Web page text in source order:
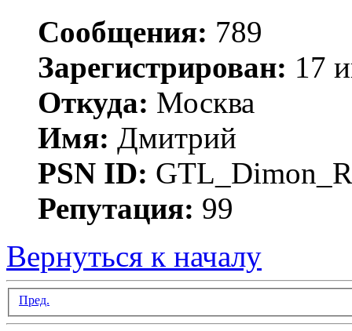
Сообщения: 789
Зарегистрирован: 17
Откуда: Москва
Имя: Дмитрий
PSN ID:
Репутация: 99
Вернуться к началу
Пред.